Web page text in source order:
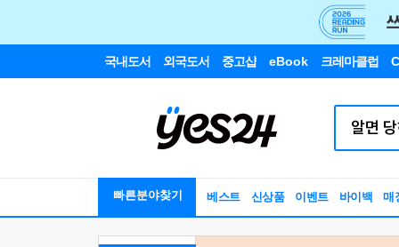
국내도서 외국도서 중고샵 eBook 크레마클럽
빠른분야찾기 베스트 신상품 이벤트 바이백 매